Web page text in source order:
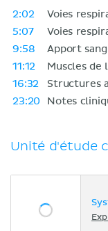
2:02
Voies
5:07
Voies
9:58
Apport
11:12
Muscles de
16:32
Structures
23:20
Notes
Unité d'étude